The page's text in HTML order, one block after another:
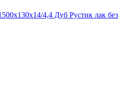
4,4 Дуб Рустик лак без